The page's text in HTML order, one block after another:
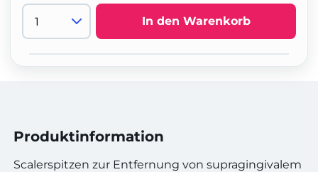
In den Warenkorb
Produktinformation
Scalerspitzen zur Entfernung von supragingivalem